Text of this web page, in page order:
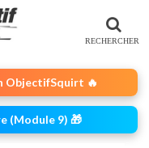
ObjectifSquirt 🔥
(Module 9) 🎁